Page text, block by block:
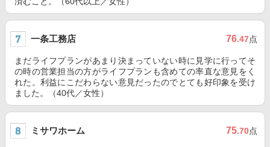
一条工務店 76.47点
まだライフプランがあまり決まっていない時に見学に行ってそ
の時の営業担当の方がライフプランも含めての率直な意見をく
れた。利益にこだわらない意見だったのでとても好印象を受け
ました。（40代／女性）
ミサワホーム 75.70点